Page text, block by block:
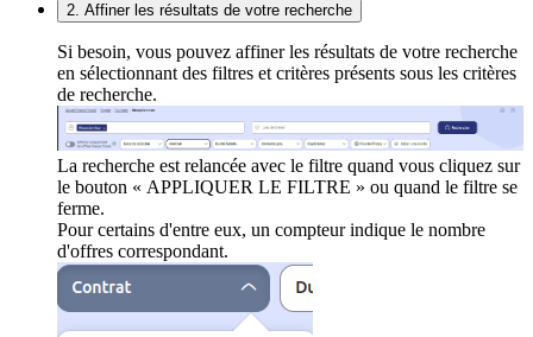
2. Affiner les résultats de votre recherche
Si besoin, vous pouvez affiner les résultats de votre recherche
en sélectionnant des filtres et critères présents sous les critères
de recherche.
La recherche est relancée avec le filtre quand vous cliquez sur
le bouton « APPLIQUER LE FILTRE » ou quand le filtre se
ferme.
Pour certains d'entre eux, un compteur indique le nombre
d'offres correspondant.